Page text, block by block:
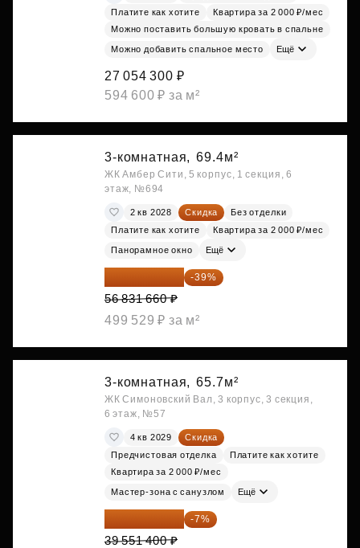
Платите как хотите
Квартира за 2 000 ₽/мес
Можно поставить большую кровать в спальне
Можно добавить спальное место Ещё
27 054 300 ₽
594 600 ₽ за м²
3-комнатная, 69.4м²
ЖК Амбер Сити, 5 корпус, 1 секция, 6
этаж, №694
2 кв 2028 Скидка
Без отделки
Платите как хотите
Квартира за 2 000 ₽/мес
Панорамное окно Ещё
34 667 313 ₽ -39%
56 831 660 ₽
499 529 ₽ за м²
3-комнатная, 65.7м²
ЖК Симоновский Вал, 3 корпус, 3 секция,
6 этаж, №57
4 кв 2029
Скидка
Предчистовая отделка
Платите как хотите
Квартира за 2 000 ₽/мес
Мастер-зона с санузлом Ещё
36 782 802 ₽ -7%
39 551 400 ₽